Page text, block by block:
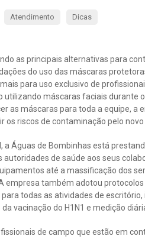
Atendimento Dicas
as principais alternativas para
do uso das máscaras
para uso exclusivo de
máscaras faciais durante
as máscaras para toda a equipe, a
riscos de contaminação pelo novo
a Águas de Bombinhas está
de saúde aos seus
até a massificação dos
empresa também adotou
todas as atividades de
vacinação do H1N1 e medição
de campo que estão em